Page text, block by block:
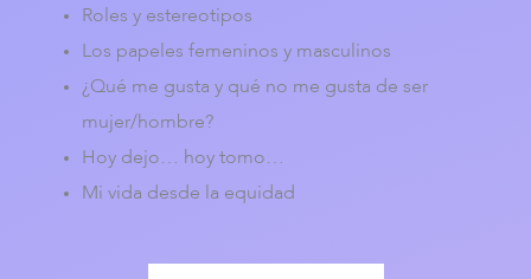
Roles y estereotipos
Los papeles femeninos y masculinos
¿Qué me gusta y qué no me gusta de ser
mujer/hombre?
Hoy dejo… hoy tomo…
Mi vida desde la equidad